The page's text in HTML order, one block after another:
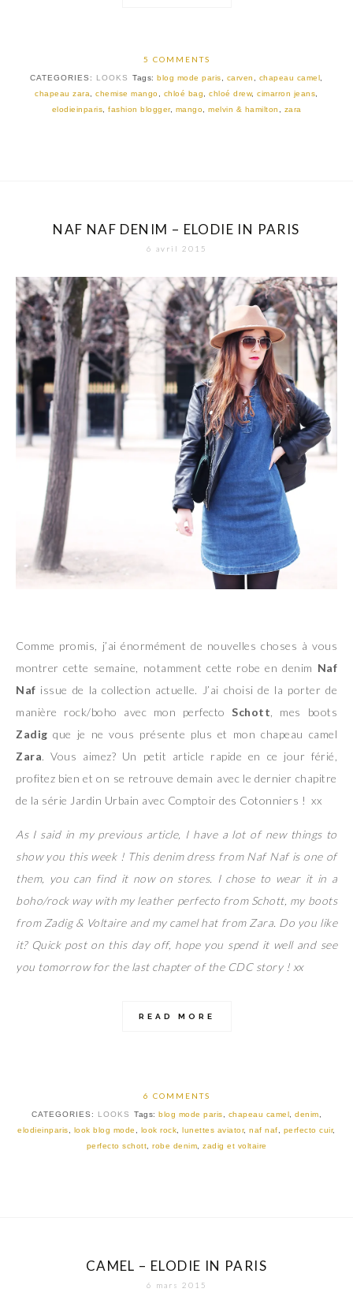
5 COMMENTS
CATEGORIES: LOOKS Tags: blog mode paris, carven , chapeau camel ,
chapeau zara,chemise mango, chloé bag,chloé drew,cimarron jeans,
elodieinparis, fashion blogger, mango, melvin & hamilton , zara
NAF NAF DENIM – ELODIE IN PARIS
6 avril 2015
Comme promis, j’ai énormément de nouvelles choses à vous
montrer cette semaine, notamment cette robe en denim Naf
Naf issue de la collection actuelle. J’ai choisi de la porter de
manière rock/boho avec mon perfectoSchott , mes boots
Zadig que je ne vous présente plus et mon chapeau camel
Zara. Vous aimez? Un petit article rapide en ce jour férié,
profitez bien et on se retrouve demain avec le dernier chapitre
de la série Jardin Urbain avec Comptoir des Cotonniers ! xx
As I said in my previous article, I have a lot of new things to
show you this week ! This denim dress from Naf Naf is one of
them, you can find it now on stores. I chose to wear it in a
boho/rock way with my leather perfecto from Schott, my boots
from Zadig & Voltaire and my camel hat from Zara. Do you like
it? Quick post on this day off, hope you spend it well and see
you tomorrow for the last chapter of the CDC story ! xx
READ MORE
6 COMMENTS
CATEGORIES: LOOKS Tags: blog mode paris chapeau camel denim
elodieinparis
look blog mode look rock ,lunettes aviator,naf naf perfecto cuir,
perfecto schott
robe denim zadig et voltaire
CAMEL – ELODIE IN PARIS
6 mars 2015